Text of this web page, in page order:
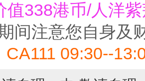
值338港币/人洋
间注意您自身及
09:30--